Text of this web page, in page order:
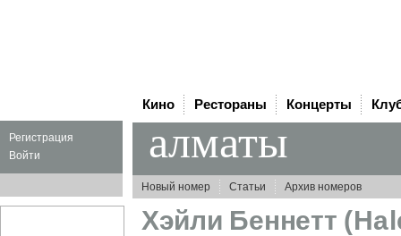
Регистрация
Войти
Кино Рестораны Концерты
алматы
Новый номер Статьи Архив номеров
Хэйли Беннетт